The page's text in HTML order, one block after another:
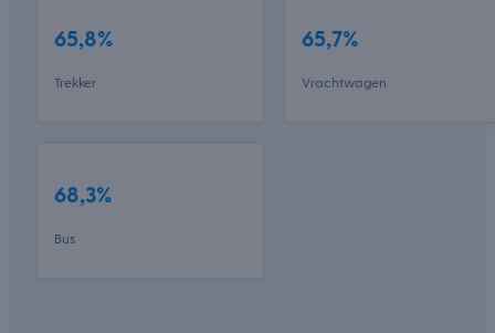
65,8%
Trekker
65,7%
Vrachtwagen
68,3%
Bus